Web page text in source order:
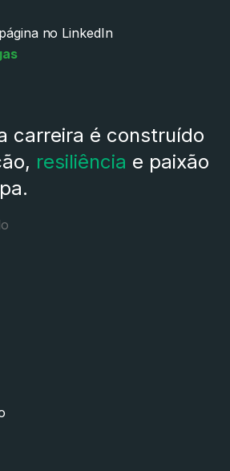
no LinkedIn
carreira é construído
resiliência e paixão